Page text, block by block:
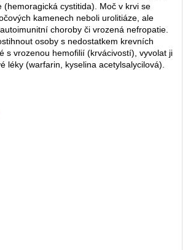
(hemoragická cystitida). Moč v krvi se
kamenech neboli urolitiáze, ale
choroby či vrozená nefropatie.
osoby s nedostatkem krevních
s vrozenou hemofilií (krvácivostí), vyvolat ji
léky (warfarin, kyselina acetylsalycilová).